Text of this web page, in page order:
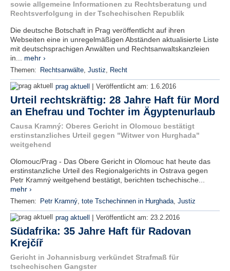
sowie allgemeine Informationen zu Rechtsberatung und
Rechtsverfolgung in der Tschechischen Republik
Die deutsche Botschaft in Prag veröffentlicht auf ihren
Webseiten eine in unregelmäßigen Abständen aktualisierte Liste
mit deutschsprachigen Anwälten und Rechtsanwaltskanzleien
in... mehr ›
Themen: Rechtsanwälte, Justiz, Recht
prag aktuell | Veröffentlicht am: 1.6.2016
Urteil rechtskräftig: 28 Jahre Haft für Mord
an Ehefrau und Tochter im Ägyptenurlaub
Causa Kramný: Oberes Gericht in Olomouc bestätigt
erstinstanzliches Urteil gegen "Witwer von Hurghada"
weitgehend
Olomouc/Prag - Das Obere Gericht in Olomouc hat heute das
erstinstanzliche Urteil des Regionalgerichts in Ostrava gegen
Petr Kramný weitgehend bestätigt, berichten tschechische...
mehr ›
Themen: Petr Kramný, tote Tschechinnen in Hurghada, Justiz
prag aktuell | Veröffentlicht am: 23.2.2016
Südafrika: 35 Jahre Haft für Radovan
Krejčíř
Gericht in Johannisburg verkündet Strafmaß für
tschechischen Gangster